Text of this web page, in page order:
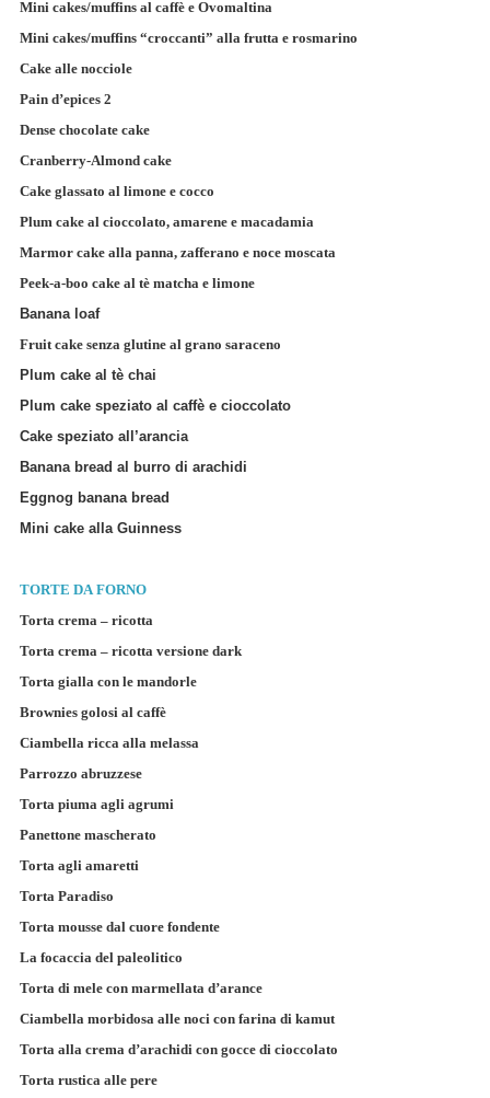
Mini cakes/muffins al caffè e Ovomaltina
Mini cakes/muffins “croccanti” alla frutta e rosmarino
Cake alle nocciole
Pain d’epices 2
Dense chocolate cake
Cranberry-Almond cake
Cake glassato al limone e cocco
Plum cake al cioccolato, amarene e macadamia
Marmor cake alla panna, zafferano e noce moscata
Peek-a-boo cake al tè matcha e limone
Banana loaf
Fruit cake senza glutine al grano saraceno
Plum cake al tè chai
Plum cake speziato al caffè e cioccolato
Cake speziato all’arancia
Banana bread al burro di arachidi
Eggnog banana bread
Mini cake alla Guinness
TORTE DA FORNO
Torta crema – ricotta
Torta crema – ricotta versione dark
Torta gialla con le mandorle
Brownies golosi al caffè
Ciambella ricca alla melassa
Parrozzo abruzzese
Torta piuma agli agrumi
Panettone mascherato
Torta agli amaretti
Torta Paradiso
Torta mousse dal cuore fondente
La focaccia del paleolitico
Torta di mele con marmellata d’arance
Ciambella morbidosa alle noci con farina di kamut
Torta alla crema d’arachidi con gocce di cioccolato
Torta rustica alle pere